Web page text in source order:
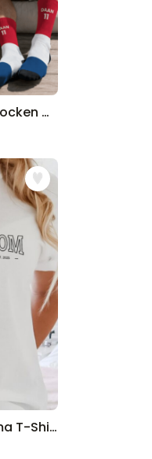
Personalisierbare WM Socken mit Text
Personalisierbares Mama T-Shirt mit Jahreszahl